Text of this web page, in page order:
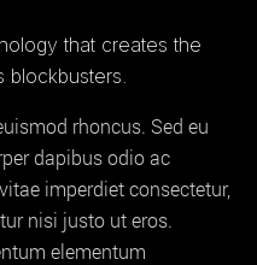
that creates the
blockbusters.
rhoncus. Sed eu
dapibus odio ac
imperdiet consectetur,
nisi justo ut eros.
elementum